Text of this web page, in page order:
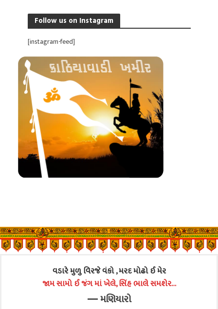
Follow us on Instagram
[instagram-feed]
વડારે મુળુ વિરજે વંકો , મરદ મોઢો ઈ મેર
જામ સામો ઈ જંગ માં ખેલે, સિંહ ભાલે સમશેર…
—મણિયારો